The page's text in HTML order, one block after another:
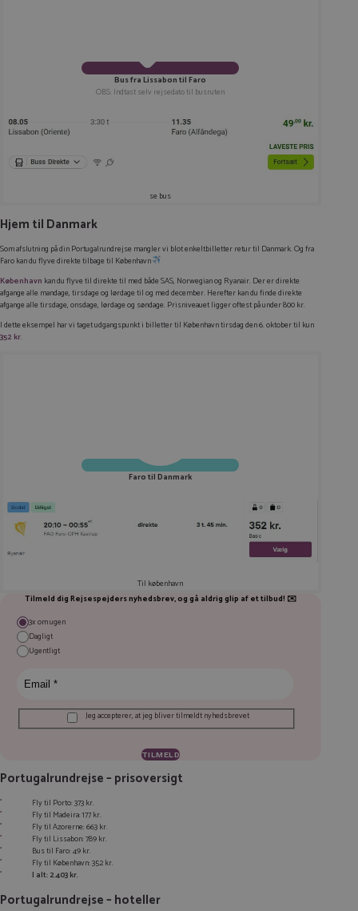
Bus fra Lissabon til Faro
OBS: Indtast selv rejsedato til busruten
se bus
Hjem til Danmark
Som afslutning på din Portugalrundrejse mangler vi blot enkeltbilletter retur til Danmark. Og fra
Faro kan du flyve direkte tilbage til København
København kan du flyve til direkte til med både SAS, Norwegian og Ryanair. Der er direkte
afgange alle mandage, tirsdage og lørdage til og med december. Herefter kan du finde direkte
afgange alle tirsdage, onsdage, lørdage og søndage. Prisniveauet ligger oftest på under 800 kr.
I dette eksempel har vi taget udgangspunkt i billetter til København tirsdag den 6. oktober til kun
352 kr.
Faro til Danmark
Til københavn
Tilmeld dig Rejsespejders nyhedsbrev, og gå aldrig glip af et tilbud! ✉️
3x om ugen
Dagligt
Ugentligt
Jeg accepterer, at jeg bliver tilmeldt nyhedsbrevet
Portugalrundrejse – prisoversigt
Fly til Porto: 373 kr.
Fly til Madeira: 177 kr.
Fly til Azorerne: 663 kr.
Fly til Lissabon: 789 kr.
Bus til Faro: 49 kr.
Fly til København: 352 kr.
I alt: 2.403 kr.
Portugalrundrejse – hoteller